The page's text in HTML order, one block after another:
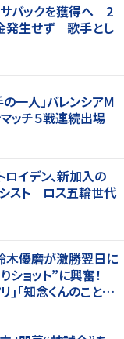
サバックを獲得へ 2
発生せず 歌手とし
一人」バレンシアM
ッチ５戦連続出場
イデン、新加入の
スト ロス五輪世代
木優磨が激勝翌日に
ョット”に興奮！
｣｢知念くんのことど